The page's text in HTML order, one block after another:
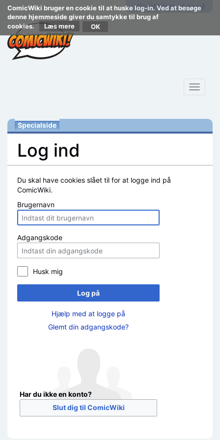
ComicWiki bruger en cookie til at huske log-in. Ved at besøge
denne hjemmeside giver du samtykke til brug af
cookies.
Læs mere
Opret konto Log på
Toggle
Specialside
Log ind
Du skal have cookies slået til for at logge ind på
ComicWiki.
Brugernavn
Adgangskode
Husk mig
Log på
Hjælp med at logge på
Glemt din adgangskode?
Har du ikke en konto?
Slut dig til ComicWiki